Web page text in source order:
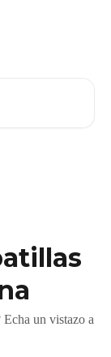
un vistazo a